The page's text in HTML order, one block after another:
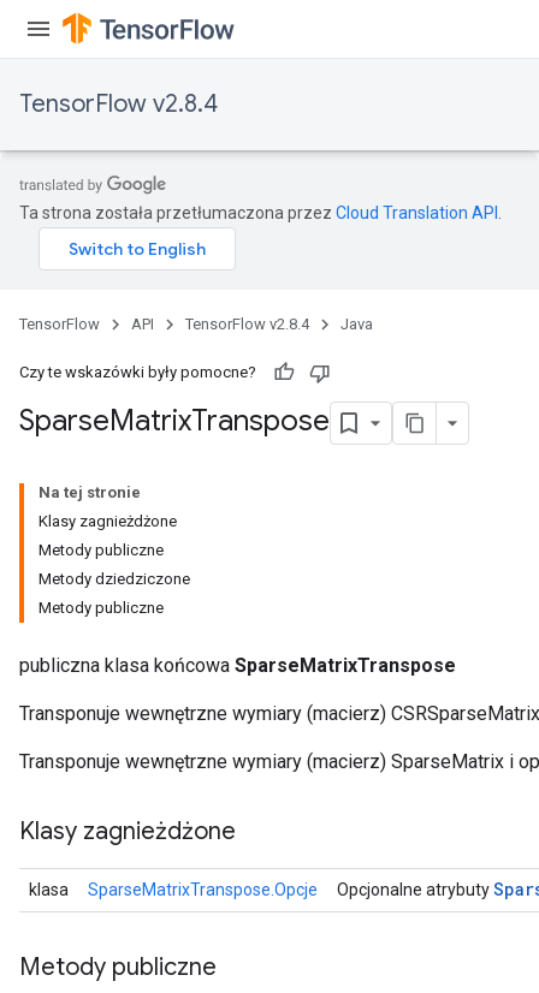
TensorFlow v2.8.4
Ta strona została przetłumaczona przez Cloud Translation API
TensorFlow API TensorFlow v2.8.4 Java
Czy te wskazówki były pomocne?
SparseMatrixTranspose
Na tej stronie
Klasy zagnieżdżone
Metody publiczne
Metody dziedziczone
Metody publiczne
publiczna klasa końcowa SparseMatrixTranspose
Transponuje wewnętrzne wymiary (macierz)
Transponuje wewnętrzne wymiary (macierz) SparseMatrix i
Klasy zagnieżdżone
klasa SparseMatrixTranspose.Opcje Opcjonalne atrybuty
Metody publiczne